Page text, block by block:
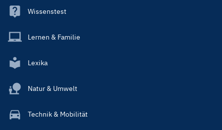
Wissenstest
Lernen & Familie
Lexika
Natur & Umwelt
Technik & Mobilität